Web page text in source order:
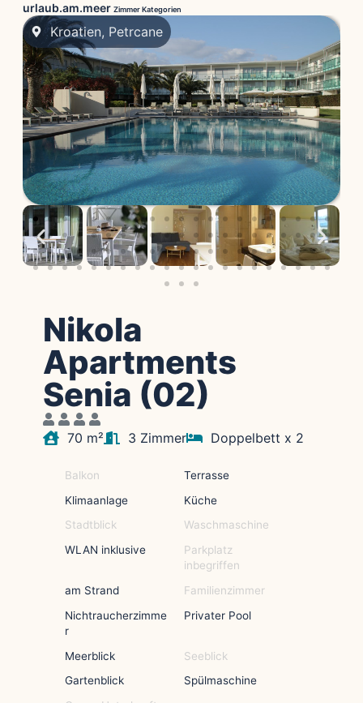
urlaub.am.meerZimmer Kategorien
Kroatien, Petrcane
Nikola
Apartments
Senia (02)
70 m² 3 Zimmer Doppelbett x 2
Balkon
Terrasse
Klimaanlage
Küche
Stadtblick
Waschmaschine
WLAN inklusive
Parkplatz
inbegriffen
am Strand
Familienzimmer
Nichtraucherzimme
r
Privater Pool
Meerblick
Seeblick
Gartenblick
Spülmaschine